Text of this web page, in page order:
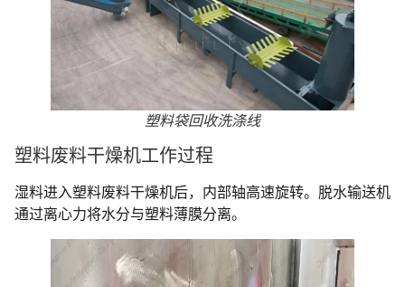
塑料袋回收洗涤线
塑料废料干燥机工作过程
湿料进入塑料废料干燥机后，内部轴高速旋转。脱水输送机
通过离心力将水分与塑料薄膜分离。